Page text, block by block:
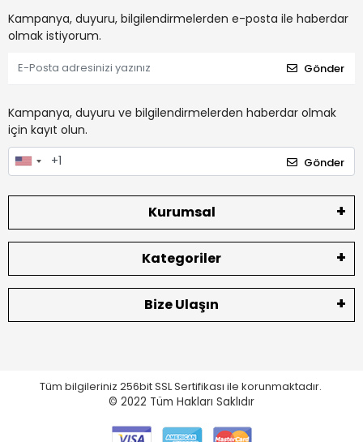
Kampanya, duyuru, bilgilendirmelerden e-posta ile haberdar
olmak istiyorum.
Gönder
Kampanya, duyuru ve bilgilendirmelerden haberdar olmak
için kayıt olun.
Gönder
Kurumsal
Kategoriler
Bize Ulaşın
Tüm bilgileriniz 256bit SSL Sertifikası ile korunmaktadır.
© 2022 Tüm Hakları Saklıdır